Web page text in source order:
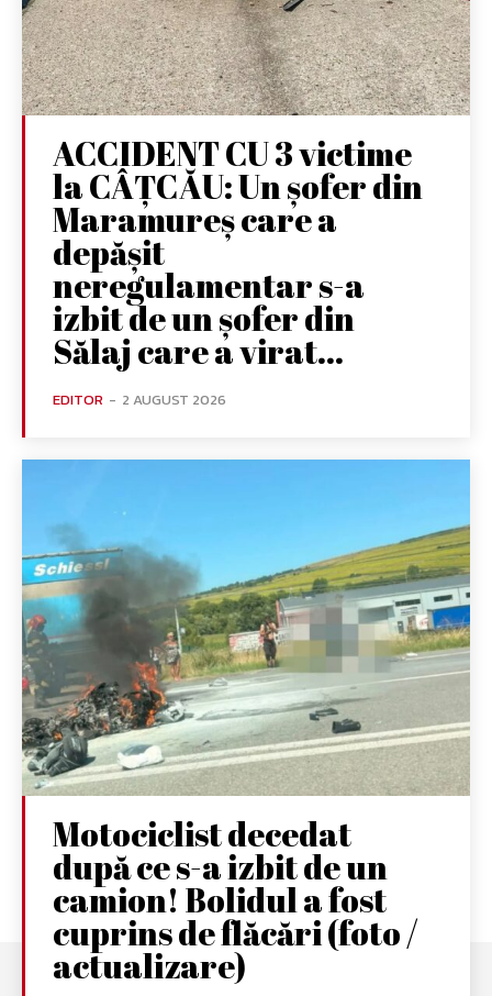
ACCIDENT CU 3 victime
la CÂȚCĂU: Un șofer din
Maramureș care a
depășit
neregulamentar s-a
izbit de un șofer din
Sălaj care a virat...
EDITOR - 2 AUGUST 2026
Motociclist decedat
după ce s-a izbit de un
camion! Bolidul a fost
cuprins de flăcări (foto /
actualizare)